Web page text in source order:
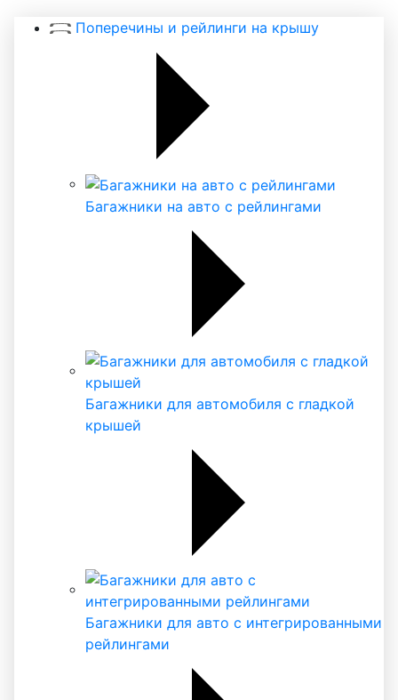
Поперечины и рейлинги на крышу
Багажники на авто с рейлингами
Багажники для автомобиля с гладкой
крышей
Багажники для авто с интегрированными
рейлингами